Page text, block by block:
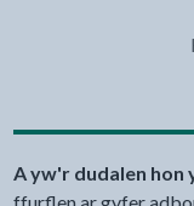
A yw'r dudalen hon